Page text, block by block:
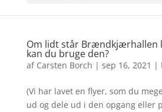
Om lidt står Brændkjærhallen
kan du bruge den?
af Carsten Borch | sep 16, 2021 |
(Vi har lavet en flyer, som du
ud og dele ud i den opgang eller